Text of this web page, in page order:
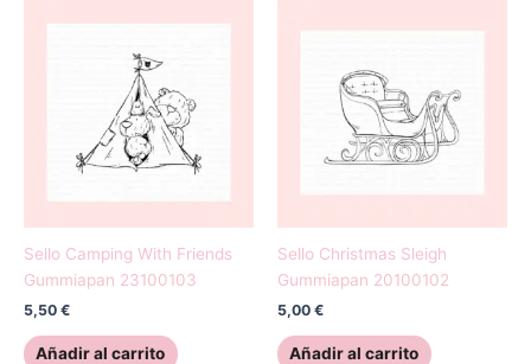
Sello Camping With Friends
Gummiapan 23100103
5,50 €
Añadir al carrito
Sello Christmas Sleigh
Gummiapan 20100102
5,00 €
Añadir al carrito